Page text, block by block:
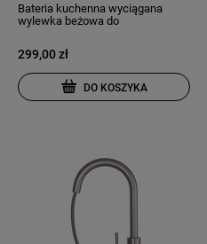
Bateria kuchenna wyciągana
wylewka beżowa do
299,00 zł
DO KOSZYKA